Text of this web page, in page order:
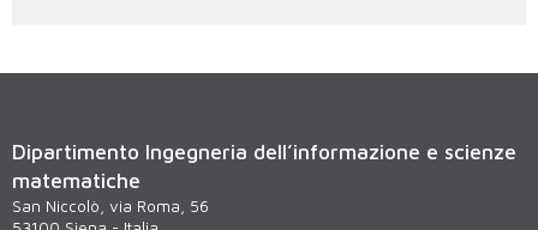
Dipartimento Ingegneria dell’informazione e scienze
matematiche
San Niccolò, via Roma, 56